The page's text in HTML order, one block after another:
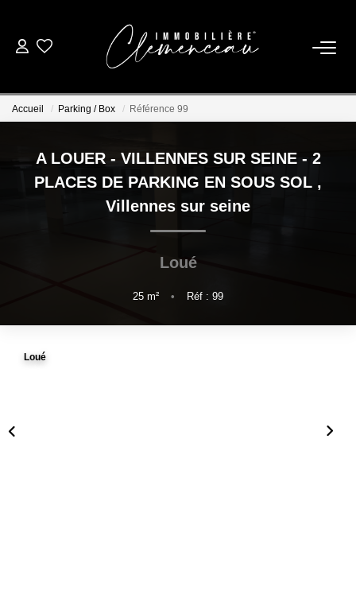
LOCATION
BIENS VENDUS
Accueil Parking / Box Référence 99
A LOUER - VILLENNES SUR SEINE - 2
PLACES DE PARKING EN SOUS SOL ,
Villennes sur seine
Loué
25 m² • Réf : 99
Loué